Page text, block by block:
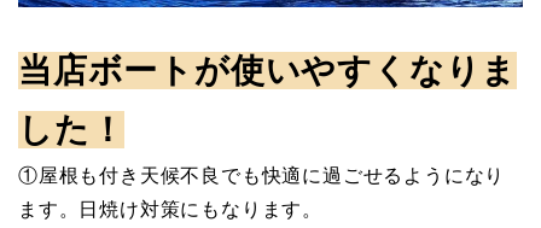
当店ボートが使いやすくなりま
した！
①屋根も付き天候不良でも快適に過ごせるようになり
ます。日焼け対策にもなります。